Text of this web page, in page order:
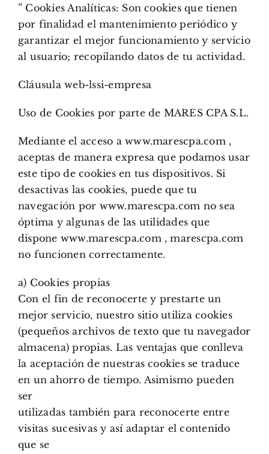
” Cookies Analíticas: Son cookies que tienen
por finalidad el mantenimiento periódico y
garantizar el mejor funcionamiento y servicio
al usuario; recopilando datos de tu actividad.
Cláusula web-lssi-empresa
Uso de Cookies por parte de MARES CPA S.L.
Mediante el acceso a www.marescpa.com ,
aceptas de manera expresa que podamos usar
este tipo de cookies en tus dispositivos. Si
desactivas las cookies, puede que tu
navegación por www.marescpa.com no sea
óptima y algunas de las utilidades que
dispone www.marescpa.com , marescpa.com
no funcionen correctamente.
a) Cookies propias
Con el fin de reconocerte y prestarte un
mejor servicio, nuestro sitio utiliza cookies
(pequeños archivos de texto que tu navegador
almacena) propias. Las ventajas que conlleva
la aceptación de nuestras cookies se traduce
en un ahorro de tiempo. Asimismo pueden
ser
utilizadas también para reconocerte entre
visitas sucesivas y así adaptar el contenido
que se